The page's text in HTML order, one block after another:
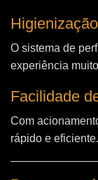
O sistema de
experiência
Facilidade
Com
rápido e eficiente.